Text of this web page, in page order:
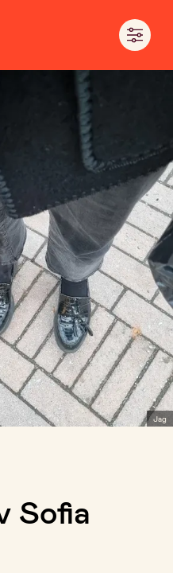
Jag
Sofia